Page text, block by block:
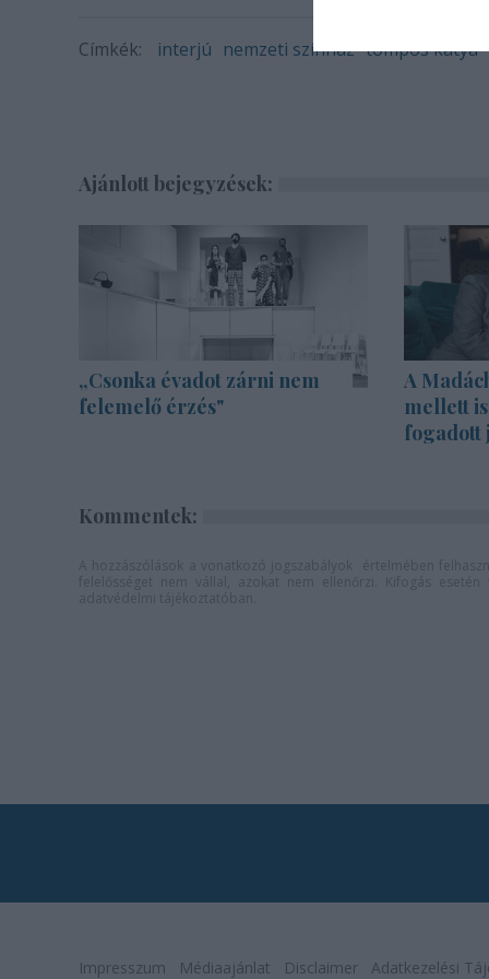
Címkék: interjú nemzeti színház tompos kátya
Ajánlott bejegyzések:
„Csonka évadot zárni nem
felemelő érzés"
A
mellett
fogadott
Kommentek:
Impresszum Médiaajánlat Disclaimer Adatkezelési